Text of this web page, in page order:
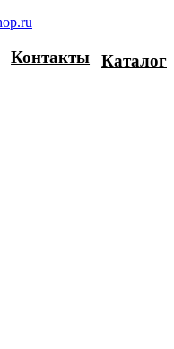
Каталог
Контакты